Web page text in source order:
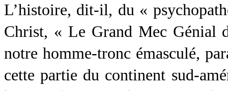
L’histoire, dit-il, du «
Christ, « Le Grand Mec Génial
notre homme-tronc émasculé,
cette partie du continent sud-